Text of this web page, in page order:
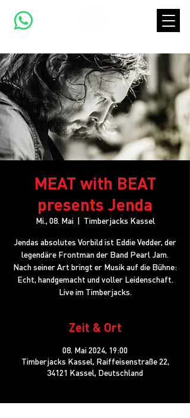
MEAT with BEAT
presents Jenda
Mi., 08. Mai
  |
Timberjacks Kassel
Jendas absolutes Vorbild ist Eddie Vedder, der
legendäre Frontman der Band Pearl Jam.
Nach seiner Art bringt er Musik auf die Bühne:
Echt, handgemacht und voller Leidenschaft.
Live im Timberjacks.
Zeit & Ort
08. Mai 2024, 19:00
Timberjacks Kassel, Raiffeisenstraße 22,
34121 Kassel, Deutschland